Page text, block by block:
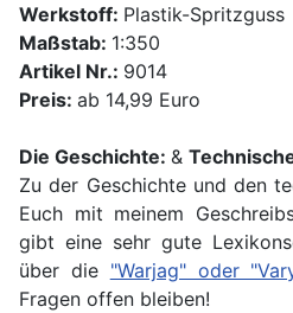
Werkstoff: Plastik-Spritzguss
Maßstab: 1:350
Artikel Nr.: 9014
Preis: ab 14,99 Euro
Die Geschichte: &
Zu der Geschichte und den
Euch mit meinem
gibt eine sehr gute
über die "Warjag" oder
Fragen offen bleiben!